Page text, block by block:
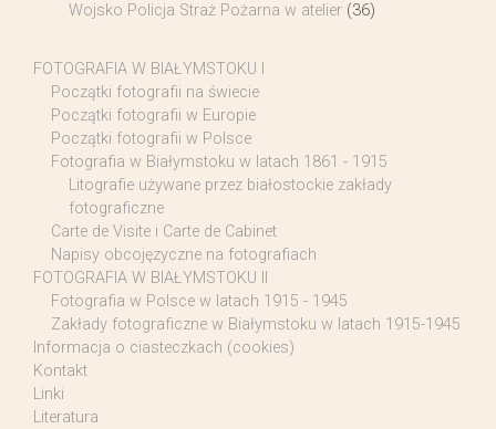
Wojsko Policja Straż Pożarna w atelier (36)
FOTOGRAFIA W BIAŁYMSTOKU I
Początki fotografii na świecie
Początki fotografii w Europie
Początki fotografii w Polsce
Fotografia w Białymstoku w latach 1861 - 1915
Litografie używane przez białostockie zakłady
fotograficzne
Carte de Visite i Carte de Cabinet
Napisy obcojęzyczne na fotografiach
FOTOGRAFIA W BIAŁYMSTOKU II
Fotografia w Polsce w latach 1915 - 1945
Zakłady fotograficzne w Białymstoku w latach 1915-1945
Informacja o ciasteczkach (cookies)
Kontakt
Linki
Literatura